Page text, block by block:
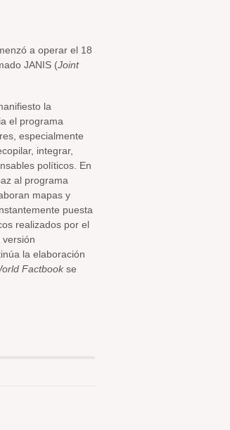
a operar el 18
JANIS (Joint
la
el programa
especialmente
integrar,
políticos. En
al programa
mapas y
puesta
realizados por el
la elaboración
Factbookse